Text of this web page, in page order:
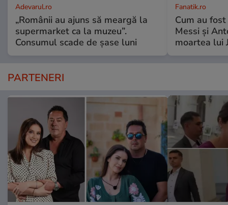
Adevarul.ro
„Românii au ajuns să meargă la
supermarket ca la muzeu”.
Consumul scade de șase luni
Fanatik.ro
Cum au
Messi și
moartea lui
PARTENERI